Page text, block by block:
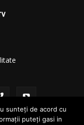
sunteți de acord cu
puteți gasi in